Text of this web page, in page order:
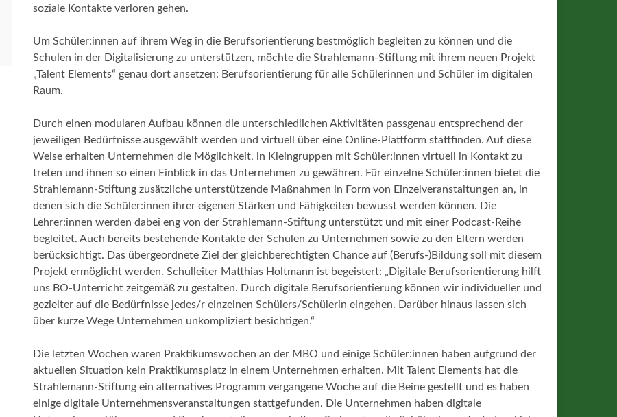
soziale Kontakte verloren gehen.
Um Schüler:innen auf ihrem Weg in die Berufsorientierung bestmöglich begleiten zu können und die
Schulen in der Digitalisierung zu unterstützen, möchte die Strahlemann-Stiftung mit ihrem neuen Projekt
„Talent Elements“ genau dort ansetzen: Berufsorientierung für alle Schülerinnen und Schüler im digitalen
Raum.
Durch einen modularen Aufbau können die unterschiedlichen Aktivitäten passgenau entsprechend der
jeweiligen Bedürfnisse ausgewählt werden und virtuell über eine Online-Plattform stattfinden. Auf diese
Weise erhalten Unternehmen die Möglichkeit, in Kleingruppen mit Schüler:innen virtuell in Kontakt zu
treten und ihnen so einen Einblick in das Unternehmen zu gewähren. Für einzelne Schüler:innen bietet die
Strahlemann-Stiftung zusätzliche unterstützende Maßnahmen in Form von Einzelveranstaltungen an, in
denen sich die Schüler:innen ihrer eigenen Stärken und Fähigkeiten bewusst werden können. Die
Lehrer:innen werden dabei eng von der Strahlemann-Stiftung unterstützt und mit einer Podcast-Reihe
begleitet. Auch bereits bestehende Kontakte der Schulen zu Unternehmen sowie zu den Eltern werden
berücksichtigt. Das übergeordnete Ziel der gleichberechtigten Chance auf (Berufs-)Bildung soll mit diesem
Projekt ermöglicht werden. Schulleiter Matthias Holtmann ist begeistert: „Digitale Berufsorientierung hilft
uns BO-Unterricht zeitgemäß zu gestalten. Durch digitale Berufsorientierung können wir individueller und
gezielter auf die Bedürfnisse jedes/r einzelnen Schülers/Schülerin eingehen. Darüber hinaus lassen sich
über kurze Wege Unternehmen unkompliziert besichtigen.“
Die letzten Wochen waren Praktikumswochen an der MBO und einige Schüler:innen haben aufgrund der
aktuellen Situation kein Praktikumsplatz in einem Unternehmen erhalten. Mit Talent Elements hat die
Strahlemann-Stiftung ein alternatives Programm vergangene Woche auf die Beine gestellt und es haben
einige digitale Unternehmensveranstaltungen stattgefunden. Die Unternehmen haben digitale